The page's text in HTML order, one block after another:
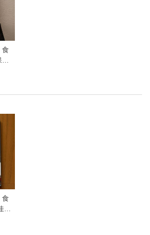
食
食